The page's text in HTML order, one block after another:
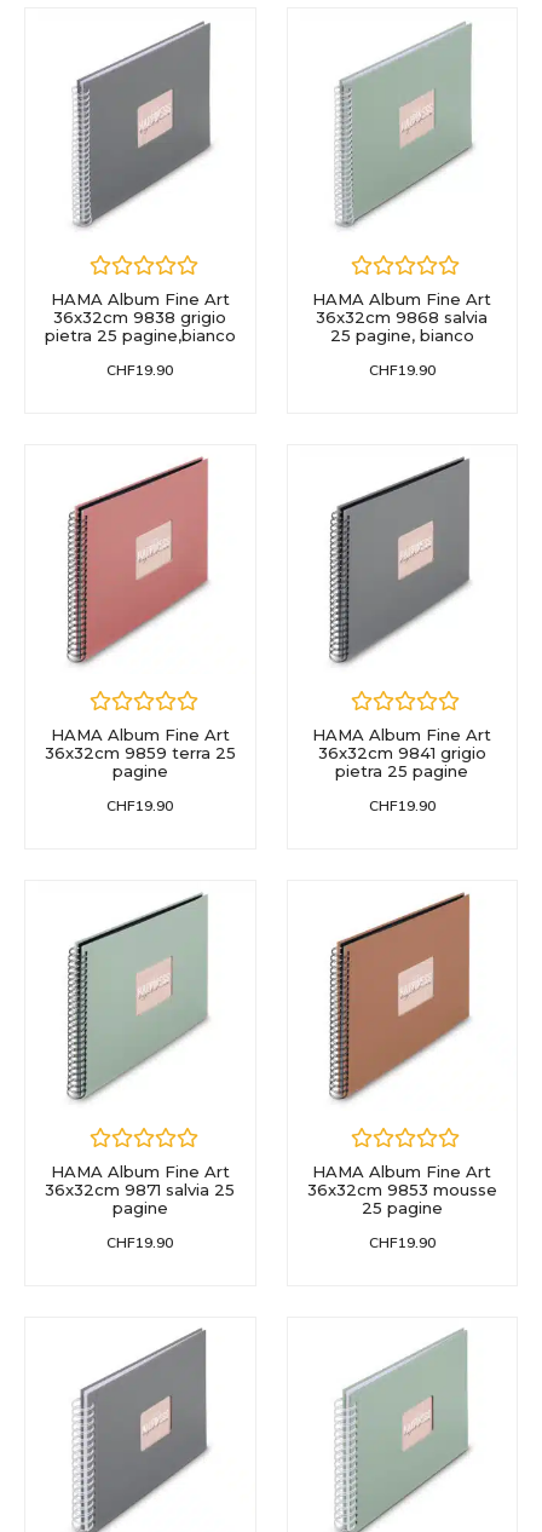
HAMA Album Fine Art
36x32cm 9838 grigio
pietra 25 pagine,bianco
CHF19.90
HAMA Album Fine Art
36x32cm 9868 salvia
25 pagine, bianco
CHF19.90
HAMA Album Fine Art
36x32cm 9859 terra 25
pagine
CHF19.90
HAMA Album Fine Art
36x32cm 9841 grigio
pietra 25 pagine
CHF19.90
HAMA Album Fine Art
36x32cm 9871 salvia 25
pagine
CHF19.90
HAMA Album Fine Art
36x32cm 9853 mousse
25 pagine
CHF19.90